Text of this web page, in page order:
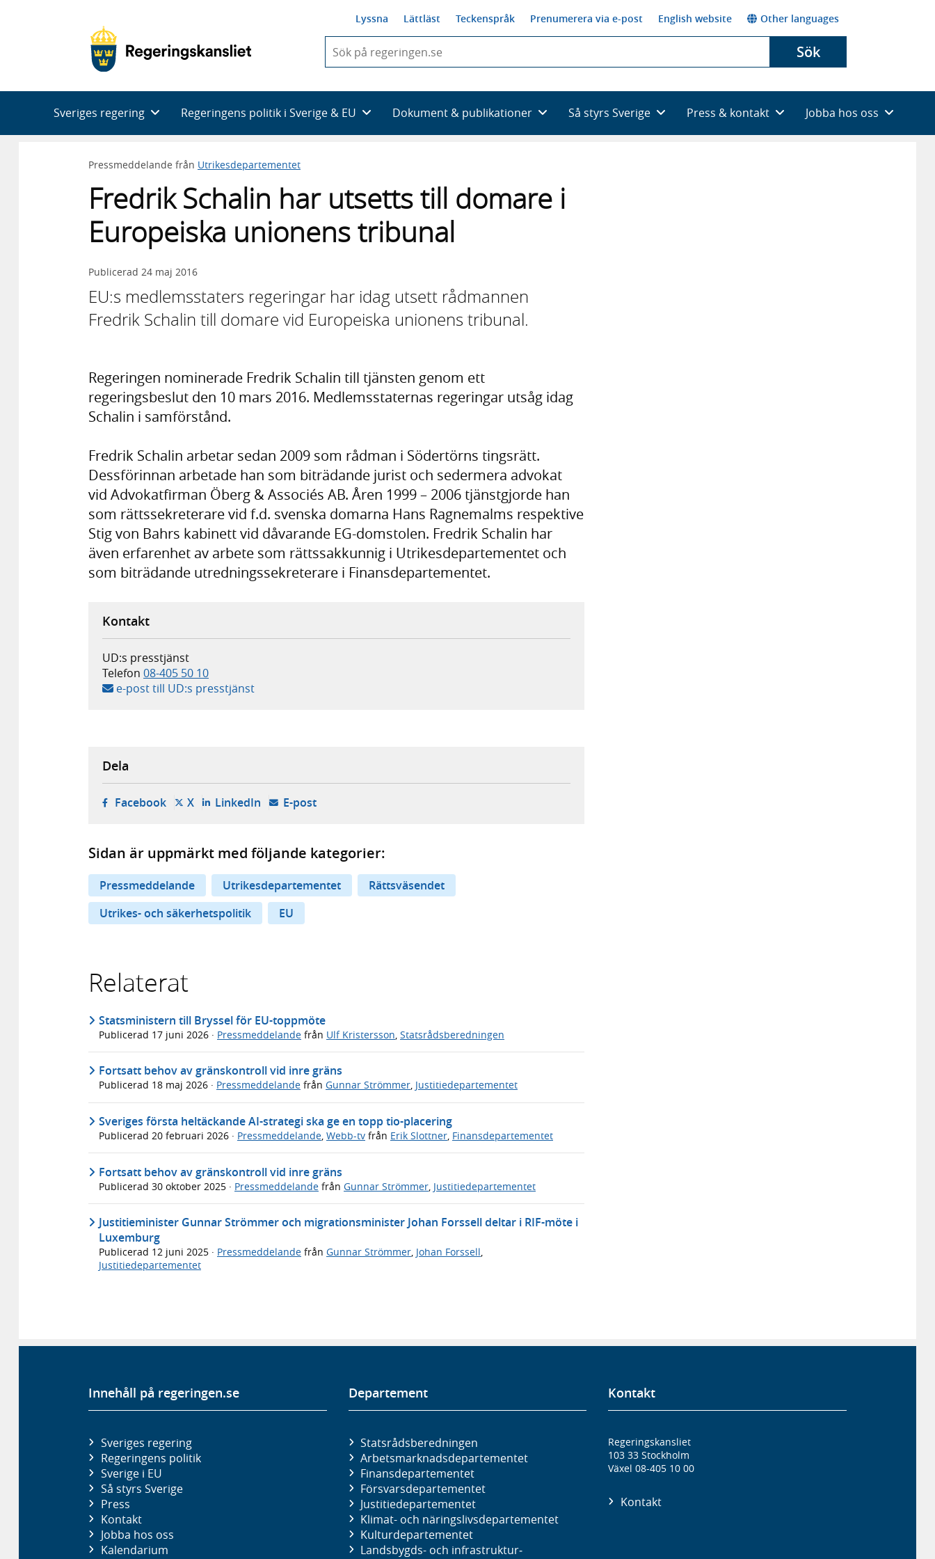
Lyssna Lättläst Teckenspråk Prenumerera via e-post English website Other languages
du
skriva
framträder
en
Sök
Sveriges regering Regeringens politik i Sverige & EU Dokument & publikationer Så styrs Sverige Press & kontakt Jobba hos oss
Pressmeddelande från Utrikesdepartementet
Fredrik Schalin har utsetts till domare i
Europeiska unionens tribunal
Publicerad 24 maj 2016
EU:s medlemsstaters regeringar har idag utsett rådmannen
Fredrik Schalin till domare vid Europeiska unionens tribunal.
Regeringen nominerade Fredrik Schalin till tjänsten genom ett
regeringsbeslut den 10 mars 2016. Medlemsstaternas regeringar utsåg idag
Schalin i samförstånd.
Fredrik Schalin arbetar sedan 2009 som rådman i Södertörns tingsrätt.
Dessförinnan arbetade han som biträdande jurist och sedermera advokat
vid Advokatfirman Öberg & Associés AB. Åren 1999 – 2006 tjänstgjorde han
som rättssekreterare vid f.d. svenska domarna Hans Ragnemalms respektive
Stig von Bahrs kabinett vid dåvarande EG-domstolen. Fredrik Schalin har
även erfarenhet av arbete som rättssakkunnig i Utrikesdepartementet och
som biträdande utredningssekreterare i Finansdepartementet.
Kontakt
UD:s presstjänst
Telefon 08-405 50 10
e-post till UD:s presstjänst
Dela
Facebook- öppnas i ny flik, extern webbplats,
X- öppnas i ny flik, extern webbplats,
LinkedIn- öppnas i ny flik, extern webbplats,
E-post- öppnar din e-postklient,
Sidan är uppmärkt med följande kategorier:
Pressmeddelande Utrikesdepartementet
Rättsväsendet
Utrikes- och säkerhetspolitik
EU
Relaterat
Statsministern till Bryssel för EU-toppmöte
Publicerad 17 juni 2026 · Pressmeddelande från Ulf Kristersson Statsrådsberedningen
Fortsatt behov av gränskontroll vid inre gräns
Publicerad 18 maj 2026 · Pressmeddelande från Gunnar Strömmer, Justitiedepartementet
Sveriges första heltäckande AI-strategi ska ge en topp tio-placering
Publicerad 20 februari 2026 · Pressmeddelande, Webb-tv från Erik Slottner, Finansdepartementet
Fortsatt behov av gränskontroll vid inre gräns
Publicerad 30 oktober 2025 · Pressmeddelande från Gunnar Strömmer Justitiedepartementet
Justitieminister Gunnar Strömmer och migrationsminister Johan Forssell deltar i RIF-möte i
Luxemburg
Publicerad 12 juni 2025 · Pressmeddelande från Gunnar Strömmer, Johan Forssell,
Justitiedepartementet
Innehåll på regeringen.se
Sveriges regering
Regeringens politik
Sverige i EU
Så styrs Sverige
Press
Kontakt
Jobba hos oss
Kalendarium
Departement
Statsrådsberedningen
Arbetsmarknads­departementet
Finans­departementet
Försvars­departementet
Justitie­departementet
Klimat- och näringslivs­departementet
Kultur­departementet
Landsbygds- och infrastruktur­
Kontakt
Regeringskansliet
103 33 Stockholm
Växel 08-405 10 00
Kontakt